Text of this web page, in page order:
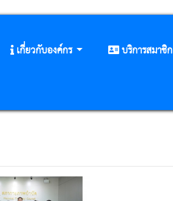
เกี่ยวกับองค์กร บริการสมาชิก